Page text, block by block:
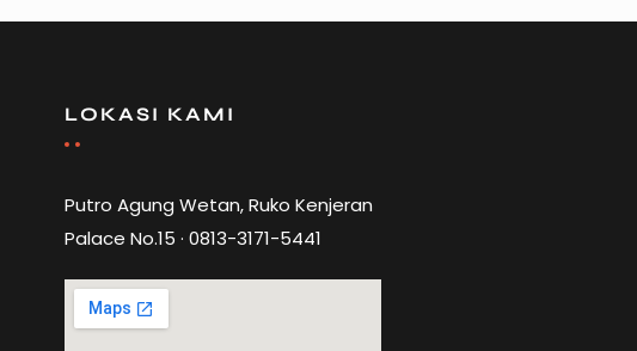
LOKASI KAMI
Putro Agung Wetan, Ruko Kenjeran
Palace No.15 · 0813-3171-5441